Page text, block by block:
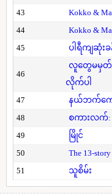
43
Kokko &
44
Kokko &
45
ပါရီကျဆုံးခ
46
လူတွေမမှတ်
လိုက်ပါ
47 နယ်ဘက်ကျေ
48
စကားလက်:
49
မြိုင်
50
The 13-story
51
သူစိမ်း